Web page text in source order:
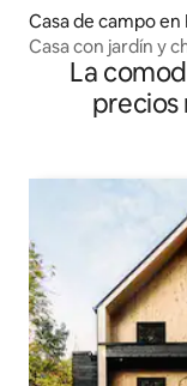
Casa de campo
Casa con jardín y
La
precios